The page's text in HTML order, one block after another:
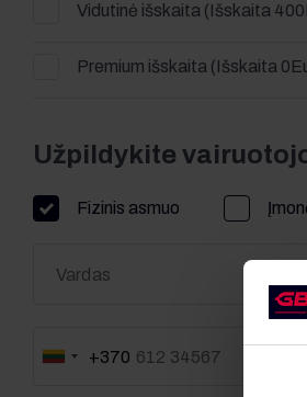
Vidutinė išskaita (Išskaita
Premium išskaita (Išskaita
Užpildykite
Fizinis asmuo
Lietuva+370